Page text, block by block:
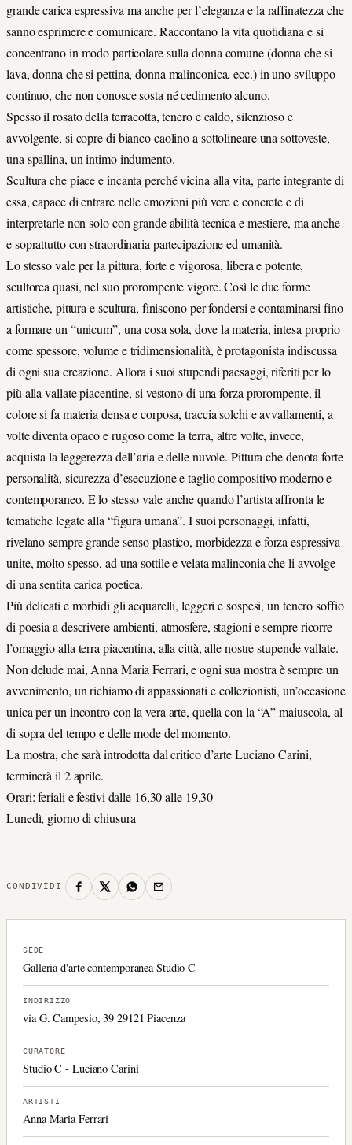
grande carica espressiva ma anche per l’eleganza e la raffinatezza che
sanno esprimere e comunicare. Raccontano la vita quotidiana e si
concentrano in modo particolare sulla donna comune (donna che si
lava, donna che si pettina, donna malinconica, ecc.) in uno sviluppo
continuo, che non conosce sosta né cedimento alcuno.
Spesso il rosato della terracotta, tenero e caldo, silenzioso e
avvolgente, si copre di bianco caolino a sottolineare una sottoveste,
una spallina, un intimo indumento.
Scultura che piace e incanta perché vicina alla vita, parte integrante di
essa, capace di entrare nelle emozioni più vere e concrete e di
interpretarle non solo con grande abilità tecnica e mestiere, ma anche
e soprattutto con straordinaria partecipazione ed umanità.
Lo stesso vale per la pittura, forte e vigorosa, libera e potente,
scultorea quasi, nel suo prorompente vigore. Così le due forme
artistiche, pittura e scultura, finiscono per fondersi e contaminarsi fino
a formare un “unicum”, una cosa sola, dove la materia, intesa proprio
come spessore, volume e tridimensionalità, è protagonista indiscussa
di ogni sua creazione. Allora i suoi stupendi paesaggi, riferiti per lo
più alla vallate piacentine, si vestono di una forza prorompente, il
colore si fa materia densa e corposa, traccia solchi e avvallamenti, a
volte diventa opaco e rugoso come la terra, altre volte, invece,
acquista la leggerezza dell’aria e delle nuvole. Pittura che denota forte
personalità, sicurezza d’esecuzione e taglio compositivo moderno e
contemporaneo. E lo stesso vale anche quando l’artista affronta le
tematiche legate alla “figura umana”. I suoi personaggi, infatti,
rivelano sempre grande senso plastico, morbidezza e forza espressiva
unite, molto spesso, ad una sottile e velata malinconia che li avvolge
di una sentita carica poetica.
Più delicati e morbidi gli acquarelli, leggeri e sospesi, un tenero soffio
di poesia a descrivere ambienti, atmosfere, stagioni e sempre ricorre
l’omaggio alla terra piacentina, alla città, alle nostre stupende vallate.
Non delude mai, Anna Maria Ferrari, e ogni sua mostra è sempre un
avvenimento, un richiamo di appassionati e collezionisti, un’occasione
unica per un incontro con la vera arte, quella con la “A” maiuscola, al
di sopra del tempo e delle mode del momento.
La mostra, che sarà introdotta dal critico d’arte Luciano Carini,
terminerà il 2 aprile.
Orari: feriali e festivi dalle 16,30 alle 19,30
Lunedì, giorno di chiusura
CONDIVIDI
SEDE
Galleria d'arte contemporanea Studio C
INDIRIZZO
via G. Campesio, 39 29121 Piacenza
CURATORE
Studio C - Luciano Carini
ARTISTI
Anna Maria Ferrari